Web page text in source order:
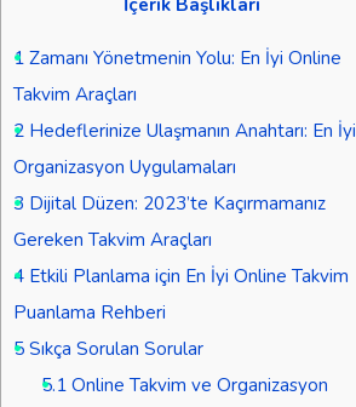
1 Zamanı Yönetmenin Yolu: En İyi Online
Takvim Araçları
2 Hedeflerinize Ulaşmanın Anahtarı: En İyi
Organizasyon Uygulamaları
3 Dijital Düzen: 2023’te Kaçırmamanız
Gereken Takvim Araçları
4 Etkili Planlama için En İyi Online Takvim
Puanlama Rehberi
5 Sıkça Sorulan Sorular
5.1Online Takvim ve Organizasyon